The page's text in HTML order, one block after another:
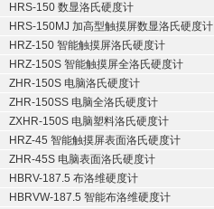
HRS-150 数显洛氏硬度计
HRS-150MJ 加高型触摸屏数显洛氏硬度计
HRZ-150 智能触摸屏洛氏硬度计
HRZ-150S 智能触摸屏全洛氏硬度计
ZHR-150S 电脑洛氏硬度计
ZHR-150SS 电脑全洛氏硬度计
ZXHR-150S 电脑塑料洛氏硬度计
HRZ-45 智能触摸屏表面洛氏硬度计
ZHR-45S 电脑表面洛氏硬度计
HBRV-187.5 布洛维硬度计
HBRVW-187.5 智能布洛维硬度计